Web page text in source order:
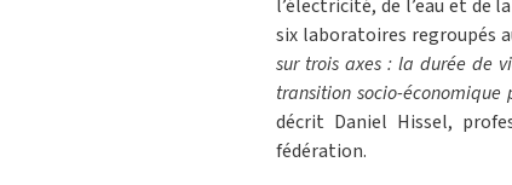
l’électricité, de l’eau et de
six laboratoires regroupés
sur trois axes : la durée de
transition socio-économique
décrit Daniel Hissel,
fédération.